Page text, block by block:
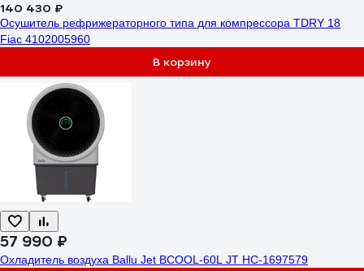
140 430 ₽
Осушитель рефрижераторного типа для компрессора TDRY 18
Fiac 4102005960
В корзину
57 990 ₽
Охладитель воздуха Ballu Jet BCOOL-60L JT НС-1697579